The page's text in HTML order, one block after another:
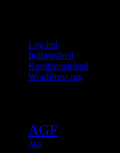
Log ind
Indlægsfeed
Kommentarfeed
WordPress.org
AGF
Aldi